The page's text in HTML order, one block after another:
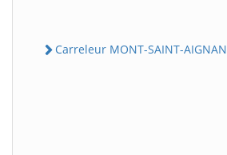
Carreleur MONT-SAINT-AIGNAN